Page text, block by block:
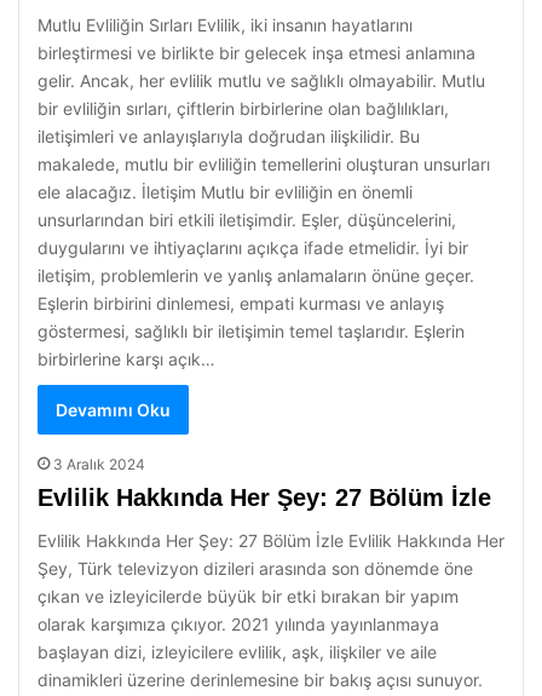
Mutlu Evliliğin Sırları Evlilik, iki insanın hayatlarını
birleştirmesi ve birlikte bir gelecek inşa etmesi anlamına
gelir. Ancak, her evlilik mutlu ve sağlıklı olmayabilir. Mutlu
bir evliliğin sırları, çiftlerin birbirlerine olan bağlılıkları,
iletişimleri ve anlayışlarıyla doğrudan ilişkilidir. Bu
makalede, mutlu bir evliliğin temellerini oluşturan unsurları
ele alacağız. İletişim Mutlu bir evliliğin en önemli
unsurlarından biri etkili iletişimdir. Eşler, düşüncelerini,
duygularını ve ihtiyaçlarını açıkça ifade etmelidir. İyi bir
iletişim, problemlerin ve yanlış anlamaların önüne geçer.
Eşlerin birbirini dinlemesi, empati kurması ve anlayış
göstermesi, sağlıklı bir iletişimin temel taşlarıdır. Eşlerin
birbirlerine karşı açık…
Devamını Oku
3 Aralık 2024
Evlilik Hakkında Her Şey: 27 Bölüm İzle
Evlilik Hakkında Her Şey: 27 Bölüm İzle Evlilik Hakkında Her
Şey, Türk televizyon dizileri arasında son dönemde öne
çıkan ve izleyicilerde büyük bir etki bırakan bir yapım
olarak karşımıza çıkıyor. 2021 yılında yayınlanmaya
başlayan dizi, izleyicilere evlilik, aşk, ilişkiler ve aile
dinamikleri üzerine derinlemesine bir bakış açısı sunuyor.